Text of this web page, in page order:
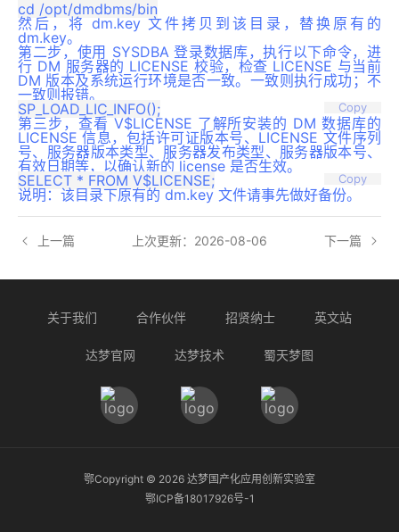
然后，将 dm.key 文件拷贝到该目录，替换原有的
dm.key。
第二步，使用 SYSDBA 登录数据库，执行以下命令，进
行 DM 服务器的 LICENSE 校验，检查 LICENSE 与当前
DM 版本及系统运行环境是否一致。一致则执行成功；不
一致则报错。
Copy
第三步，查看 V$LICENSE 了解所安装的 DM 数据库的
LICENSE 信息，包括许可证版本号、LICENSE 文件序列
号、服务器版本类型、服务器发布类型、服务器版本号、
有效日期等，以确认新的 license 是否生效。
Copy
说明：该目录下原有的 dm.key 文件请事先做好备份。
上次更新：2026-08-06
上一篇 下一篇
关于我们 合作伙伴 招贤纳士 英文站
达梦官网 达梦技术 蜀天梦图
鄂Copyright © 2026 达梦国产化应用创新实验室
鄂ICP备18017926号-1